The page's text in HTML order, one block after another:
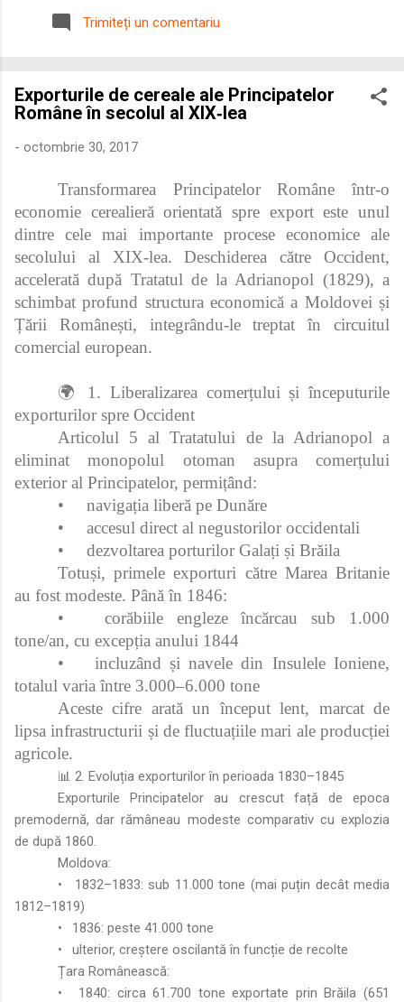
Într-o epocă în care prosperitatea excepțională a lumii romane
era susținută de o mobilitate socială dinamică și de o libertate
roman – în special a cetățenilor romani ( cives Romani ) în
țesutul urban și rural dobrogean – ne permite să măsurăm cu
precizie profunzimea și ritmul procesului de rom...
Trimiteți un comentariu
Exporturile de cereale ale Principatelor
Române în secolul al XIX‑lea
- octombrie 30, 2017
Transformarea Principatelor Române într-o
economie cerealieră orientată spre export este unul
dintre cele mai importante procese economice ale
secolului al XIX‑lea. Deschiderea către Occident,
accelerată după Tratatul de la Adrianopol (1829), a
schimbat profund structura economică a Moldovei și
Țării Românești, integrându-le treptat în circuitul
comercial european.
🌍 1. Liberalizarea comerțului și începuturile
exporturilor spre Occident
Articolul 5 al Tratatului de la Adrianopol a
eliminat monopolul otoman asupra comerțului
exterior al Principatelor, permițând:
•
navigația liberă pe Dunăre
•
accesul direct al negustorilor occidentali
•
dezvoltarea porturilor Galați și Brăila
Totuși, primele exporturi către Marea Britanie
au fost modeste. Până în 1846:
•
corăbiile engleze încărcau sub 1.000
tone/an, cu excepția anului 1844
•
incluzând și navele din Insulele Ioniene,
totalul varia între 3.000–6.000 tone
Aceste cifre arată un început lent, marcat de
lipsa infrastructurii și de fluctuațiile mari ale producției
agricole.
📊 2. Evoluția exporturilor în perioada 1830–1845
Exporturile Principatelor au crescut față de epoca
premodernă, dar rămâneau modeste comparativ cu explozia
de după 1860.
Moldova:
•
1832–1833: sub 11.000 tone (mai puțin decât media
1812–1819)
•
1836: peste 41.000 tone
•
ulterior, creștere oscilantă în funcție de recolte
Țara Românească:
•
1840: circa 61.700 tone exportate prin Brăila (651